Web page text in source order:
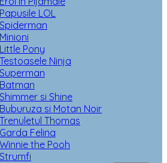
Papusile LOL
Spiderman
Minioni
Little Pony
Testoasele Ninja
Superman
Batman
Shimmer si Shine
Buburuza si Motan Noir
Trenuletul Thomas
Garda Felina
Winnie the Pooh
Strumfi